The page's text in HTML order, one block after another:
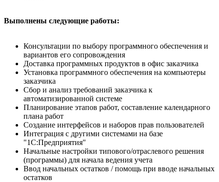
Выполнены следующие работы:
Консультации по выбору программного обеспечения и
вариантов его сопровождения
Доставка программных продуктов в офис заказчика
Установка программного обеспечения на компьютеры
заказчика
Сбор и анализ требований заказчика к
автоматизированной системе
Планирование этапов работ, составление календарного
плана работ
Создание интерфейсов и наборов прав пользователей
Интеграция с другими системами на базе
"1С:Предприятия"
Начальные настройки типового/отраслевого решения
(программы) для начала ведения учета
Ввод начальных остатков / помощь при вводе начальных
остатков